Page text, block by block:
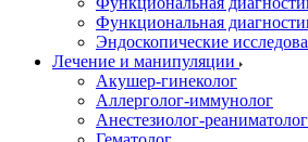
Функциональная
Эндоскопические
Лечение и манипуляции
Акушер-гинеколог
Аллерголог-иммунолог
Анестезиолог-реаниматолог